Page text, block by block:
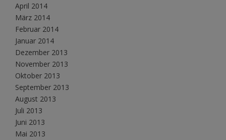
April 2014
März 2014
Februar 2014
Januar 2014
Dezember 2013
November 2013
Oktober 2013
September 2013
August 2013
Juli 2013
Juni 2013
Mai 2013